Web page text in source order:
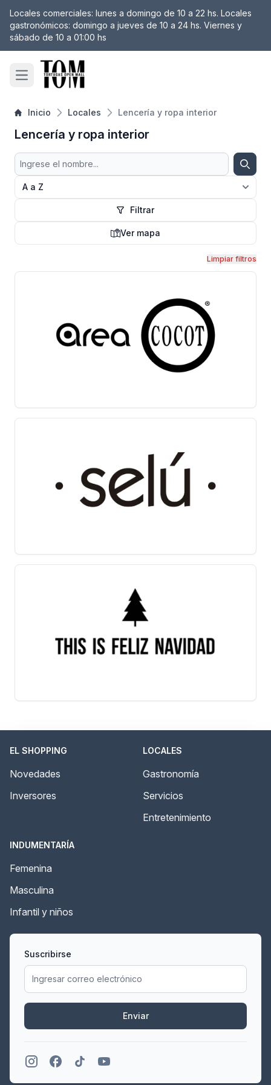
Locales comerciales: lunes a domingo de 10 a 22 hs. Locales
gastronómicos: domingo a jueves de 10 a 24 hs. Viernes y
sábado de 10 a 01:00 hs
Open main menu
Inicio Locales Lencería y ropa interior
Lencería y ropa interior
Buscar
Filtrar
Ver mapa
Mapa
Limpiar filtros
EL SHOPPING
Novedades
Inversores
LOCALES
Gastronomía
Servicios
Entretenimiento
INDUMENTARÍA
Femenina
Masculina
Infantil y niños
Suscribirse
Enviar